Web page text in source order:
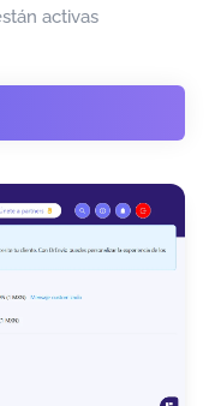
activas